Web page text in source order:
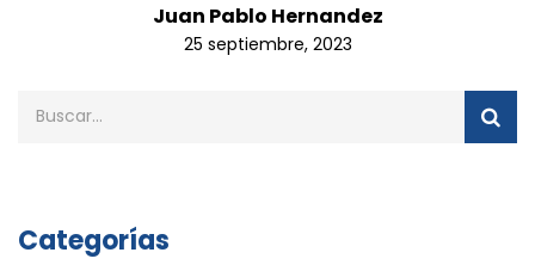
Juan Pablo Hernandez
25 septiembre, 2023
Categorías